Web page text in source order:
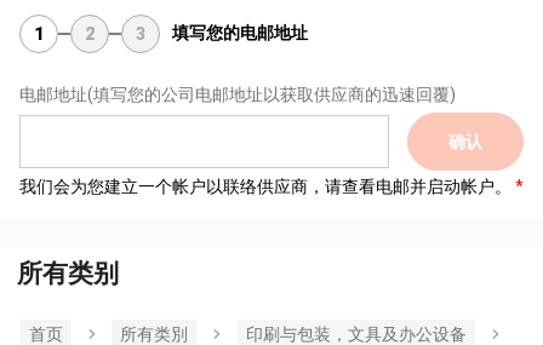
1 2 3 填写您的电邮地址
电邮地址(填写您的公司电邮地址以获取供应商的迅速回覆)
确认
我们会为您建立一个帐户以联络供应商，请查看电邮并启动帐户。
所有类别
首页 所有类別
印刷与包装，文具及办公设备